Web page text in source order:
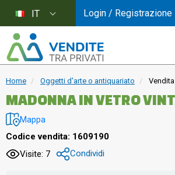
Home Oggetti d'arte o antiquariato Vendita
MADONNA IN VETRO
Mappa
Codice vendita: 1609190
Visite: 7
Condividi
IT Login / Registrazione